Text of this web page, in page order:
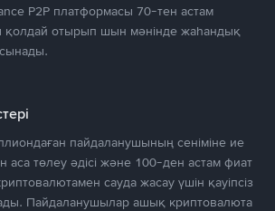
P2P платформасы 70-тен астам
қолдай отырып шын мәнінде жаһандық
пайдаланушының сеніміне ие
аса төлеу әдісі және 100-ден астам фиат
сауда жасау үшін қауіпсіз
Пайдаланушылар ашық криптовалюта